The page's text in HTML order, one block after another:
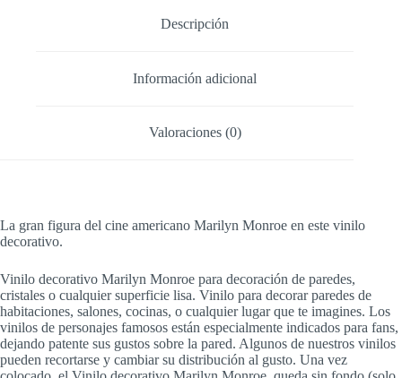
Descripción
Información adicional
Valoraciones (0)
La gran figura del cine americano Marilyn Monroe en este vinilo
decorativo.
Vinilo decorativo Marilyn Monroe para decoración de paredes,
cristales o cualquier superficie lisa. Vinilo para decorar paredes de
habitaciones, salones, cocinas, o cualquier lugar que te imagines. Los
vinilos de personajes famosos están especialmente indicados para fans,
dejando patente sus gustos sobre la pared. Algunos de nuestros vinilos
pueden recortarse y cambiar su distribución al gusto. Una vez